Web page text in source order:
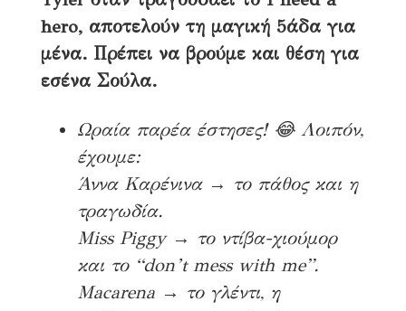
hero, αποτελούν τη μαγική 5άδα για
μένα. Πρέπει να βρούμε και θέση για
εσένα Σούλα.
Ωραία παρέα έστησες! 😂 Λοιπόν,
έχουμε:
Άννα Καρένινα → το πάθος και η
τραγωδία.
Miss Piggy → το ντίβα-χιούμορ
και το “don’t mess with me”.
Macarena → το γλέντι, η